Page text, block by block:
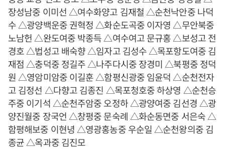
장성남중 이미선 △여수화양고 김재철 △순천낙안중 나덕
수 △광양백운중 권혁정 △화순도곡중 이자영 △무안북중
노남헌 △완도여중 박종득 △여수여고 문규홍 △보성고 전
경호 △법성고 배숙향 △임자고 김성수 △목포항도여중 김
재점 △충덕중 정길주 △나주다시중 장경미 △북평중 정덕
원 △영암미암중 이길훈 △함평신광중 임윤덕 △순천전자
고 김정선 △다향고 김종진 △목포청호중 하상영 △순천승
주중 이기석 △순천주암중 오정하 △광양여중 김선경 △광
양진월중 장국언 △창평중 문숙례 △화순동면중 서은숙 △
함평해보중 이현녕 △영광홍농중 우순일 △순천왕의중 김
종균 △옥과중 김진모